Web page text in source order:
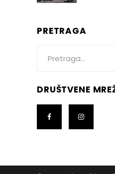
PRETRAGA
DRUŠTVENE